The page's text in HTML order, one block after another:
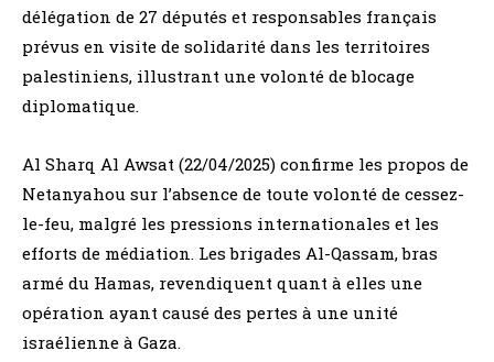
délégation de 27 députés et responsables français
prévus en visite de solidarité dans les territoires
palestiniens, illustrant une volonté de blocage
diplomatique.
Al Sharq Al Awsat (22/04/2025) confirme les propos de
Netanyahou sur l’absence de toute volonté de cessez-
le-feu, malgré les pressions internationales et les
efforts de médiation. Les brigades Al-Qassam, bras
armé du Hamas, revendiquent quant à elles une
opération ayant causé des pertes à une unité
israélienne à Gaza.